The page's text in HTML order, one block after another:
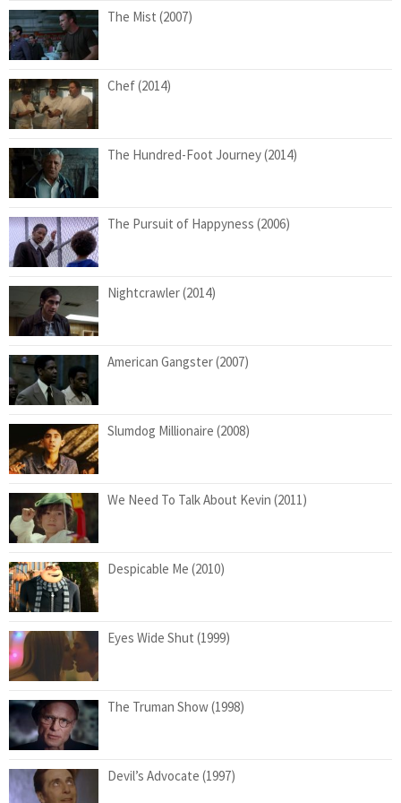
The Mist (2007)
Chef (2014)
The Hundred-Foot Journey (2014)
The Pursuit of Happyness (2006)
Nightcrawler (2014)
American Gangster (2007)
Slumdog Millionaire (2008)
We Need To Talk About Kevin (2011)
Despicable Me (2010)
Eyes Wide Shut (1999)
The Truman Show (1998)
Devil’s Advocate (1997)